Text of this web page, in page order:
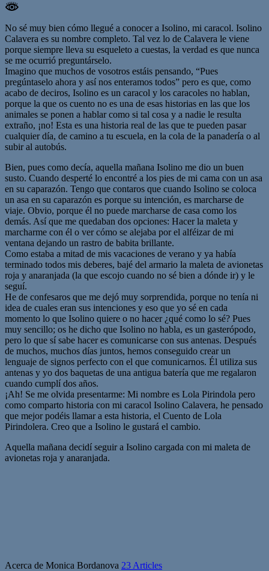
No sé muy bien cómo llegué a conocer a Isolino, mi caracol. Isolino
Calavera es su nombre completo. Tal vez lo de Calavera le viene
porque siempre lleva su esqueleto a cuestas, la verdad es que nunca
se me ocurrió preguntárselo.
Imagino que muchos de vosotros estáis pensando, “Pues
pregúntaselo ahora y así nos enteramos todos” pero es que, como
acabo de deciros, Isolino es un caracol y los caracoles no hablan,
porque la que os cuento no es una de esas historias en las que los
animales se ponen a hablar como si tal cosa y a nadie le resulta
extraño, ¡no! Esta es una historia real de las que te pueden pasar
cualquier día, de camino a tu escuela, en la cola de la panadería o al
subir al autobús.
Bien, pues como decía, aquella mañana Isolino me dio un buen
susto. Cuando desperté lo encontré a los pies de mi cama con un asa
en su caparazón. Tengo que contaros que cuando Isolino se coloca
un asa en su caparazón es porque su intención, es marcharse de
viaje. Obvio, porque él no puede marcharse de casa como los
demás. Así que me quedaban dos opciones: Hacer la maleta y
marcharme con él o ver cómo se alejaba por el alféizar de mi
ventana dejando un rastro de babita brillante.
Como estaba a mitad de mis vacaciones de verano y ya había
terminado todos mis deberes, bajé del armario la maleta de avionetas
roja y anaranjada (la que escojo cuando no sé bien a dónde ir) y le
seguí.
He de confesaros que me dejó muy sorprendida, porque no tenía ni
idea de cuales eran sus intenciones y eso que yo sé en cada
momento lo que Isolino quiere o no hacer ¿qué como lo sé? Pues
muy sencillo; os he dicho que Isolino no habla, es un gasterópodo,
pero lo que sí sabe hacer es comunicarse con sus antenas. Después
de muchos, muchos días juntos, hemos conseguido crear un
lenguaje de signos perfecto con el que comunicarnos. Él utiliza sus
antenas y yo dos baquetas de una antigua batería que me regalaron
cuando cumplí dos años.
¡Ah! Se me olvida presentarme: Mi nombre es Lola Pirindola pero
como comparto historia con mi caracol Isolino Calavera, he pensado
que mejor podéis llamar a esta historia, el Cuento de Lola
Pirindolera. Creo que a Isolino le gustará el cambio.
Aquella mañana decidí seguir a Isolino cargada con mi maleta de
avionetas roja y anaranjada.
Acerca de Monica Bordanova 23 Articles